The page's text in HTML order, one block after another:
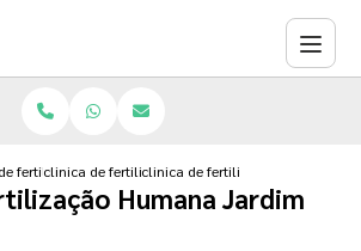
fertilizacoes
clinica de fertilizacao humanaclinica de fertilizacao humana
Humana Jardim